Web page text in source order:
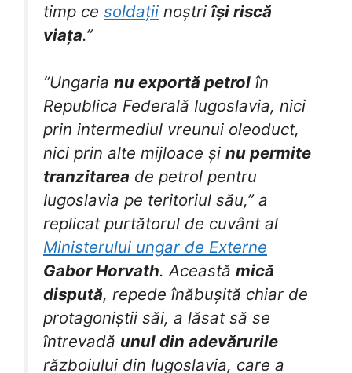
timp ce soldații noștri își riscă
viața.”
“Ungaria nu exportă petrol în
Republica Federală Iugoslavia, nici
prin intermediul vreunui oleoduct,
nici prin alte mijloace și nu permite
tranzitarea de petrol pentru
Iugoslavia pe teritoriul său,” a
replicat purtătorul de cuvânt al
Ministerului ungar de Externe
Gabor Horvath. Această mică
dispută, repede înăbușită chiar de
protagoniștii săi, a lăsat să se
întrevadă unul din adevărurile
războiului din Iugoslavia, care a